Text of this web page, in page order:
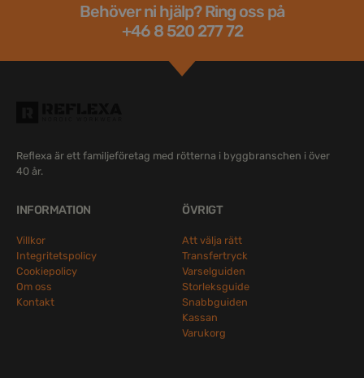
Behöver ni hjälp? Ring oss på
+46 8 520 277 72
Reflexa är ett familjeföretag med rötterna i byggbranschen i över
40 år.
INFORMATION
Villkor
Integritetspolicy
Cookiepolicy
Om oss
Kontakt
ÖVRIGT
Att välja rätt
Transfertryck
Varselguiden
Storleksguide
Snabbguiden
Kassan
Varukorg